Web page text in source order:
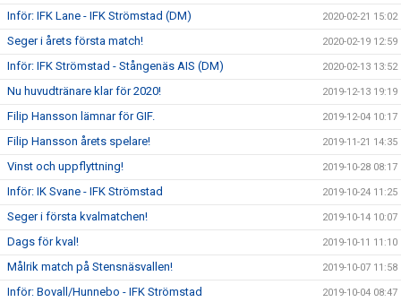
Inför: IFK Lane - IFK Strömstad (DM) 2020-02-21 15:02
Seger i årets första match! 2020-02-19 12:59
Inför: IFK Strömstad - Stångenäs AIS (DM) 2020-02-13 13:52
Nu huvudtränare klar för 2020! 2019-12-13 19:19
Filip Hansson lämnar för GIF. 2019-12-04 10:17
Filip Hansson årets spelare! 2019-11-21 14:35
Vinst och uppflyttning! 2019-10-28 08:17
Inför: IK Svane - IFK Strömstad 2019-10-24 11:25
Seger i första kvalmatchen! 2019-10-14 10:07
Dags för kval! 2019-10-11 11:10
Målrik match på Stensnäsvallen! 2019-10-07 11:58
Inför: Bovall/Hunnebo - IFK Strömstad 2019-10-04 08:47